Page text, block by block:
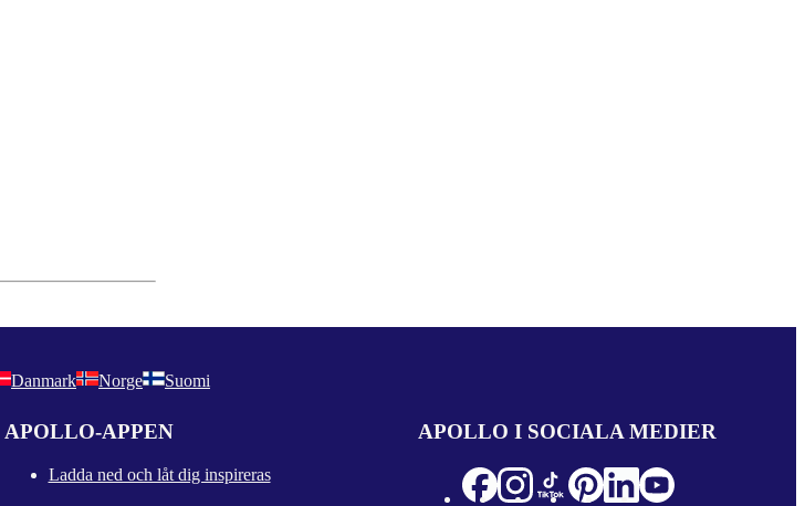
Danmark Norge Suomi
APOLLO-APPEN
Ladda ned och låt dig inspireras
APOLLO I SOCIALA MEDIER